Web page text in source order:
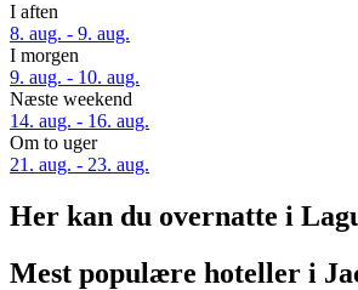
I aften
8. aug. - 9. aug.
I morgen
9. aug. - 10. aug.
Næste weekend
14. aug. - 16. aug.
Om to uger
21. aug. - 23. aug.
Her kan du overnatte i
Mest populære hoteller i